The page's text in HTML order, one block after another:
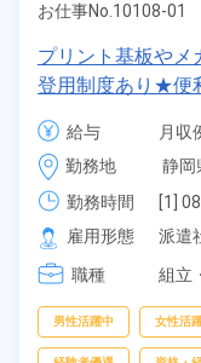
お仕事No. 10108-01
プリント基板やメ
登用制度あり★便
きやすい環境♪休
～40代の男女活躍
給与
月収
時給
勤務地
静岡
勤務時間
[1]
[2]
雇用形態
派遣
職種
組立
男性活躍中 女性活